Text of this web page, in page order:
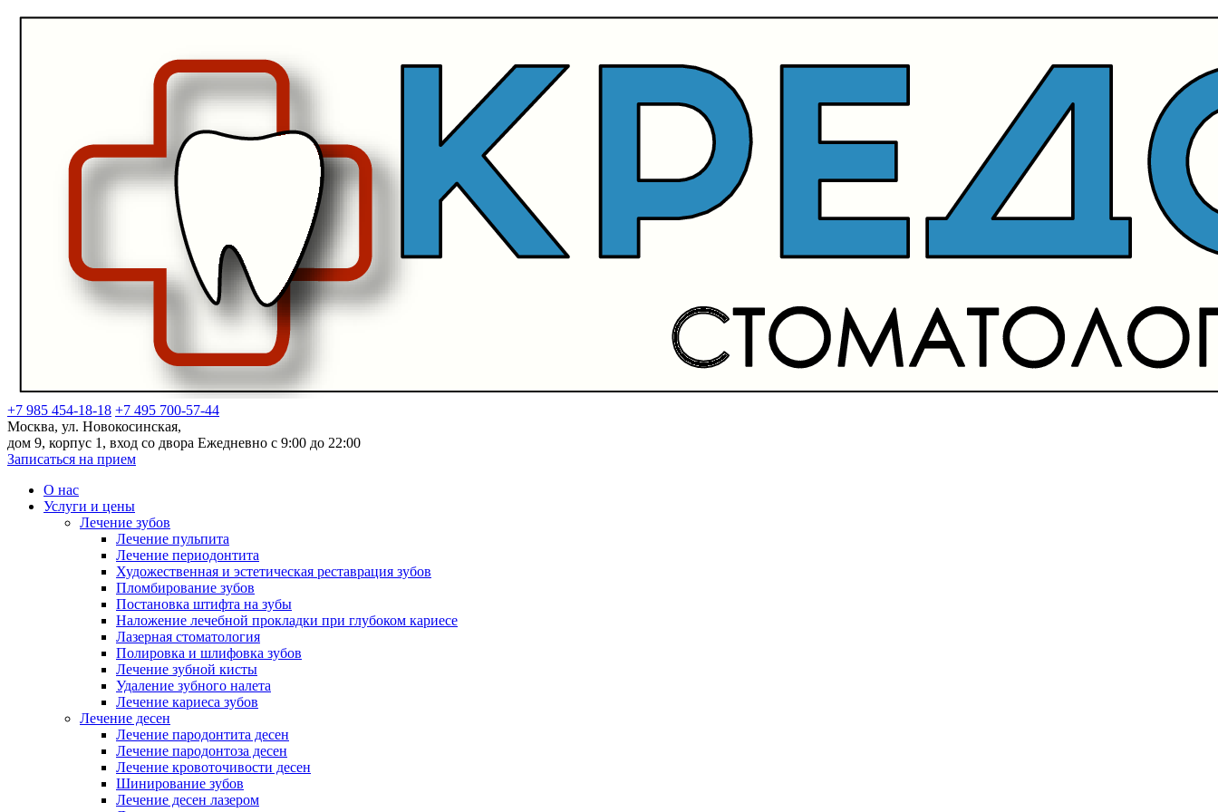
+7 985 454-18-18 +7 495 700-57-44
Москва, ул. Новокосинская,
дом 9, корпус 1, вход со двора Ежедневно с 9:00 до 22:00
Записаться на прием
О нас
Услуги и цены
Лечение зубов
Лечение пульпита
Лечение периодонтита
Художественная и эстетическая реставрация зубов
Пломбирование зубов
Постановка штифта на зубы
Наложение лечебной прокладки при глубоком кариесе
Лазерная стоматология
Полировка и шлифовка зубов
Лечение зубной кисты
Удаление зубного налета
Лечение кариеса зубов
Лечение десен
Лечение пародонтита десен
Лечение пародонтоза десен
Лечение кровоточивости десен
Шинирование зубов
Лечение десен лазером